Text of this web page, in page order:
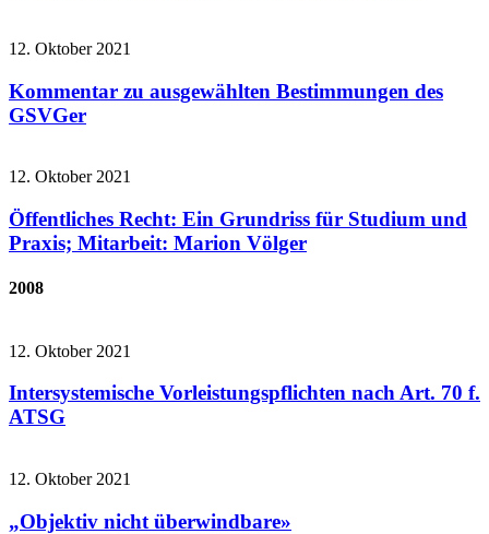
12. Oktober 2021
Kommentar zu ausgewählten Bestimmungen des
GSVGer
12. Oktober 2021
Öffentliches Recht: Ein Grundriss für Studium und
Praxis; Mitarbeit: Marion Völger
2008
12. Oktober 2021
Intersystemische Vorleistungspflichten nach Art. 70 f.
ATSG
12. Oktober 2021
„Objektiv nicht überwindbare»